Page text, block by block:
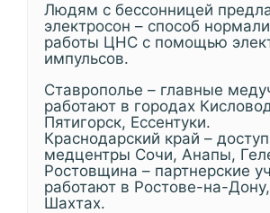
Людям с бессонницей
электросон – способ
работы ЦНС с помощью
импульсов.
Ставрополье – главные
работают в городах
Пятигорск, Ессентуки.
Краснодарский край –
медцентры Сочи, Анапы,
Ростовщина – партнерские
работают в Ростове-на-
Шахтах.